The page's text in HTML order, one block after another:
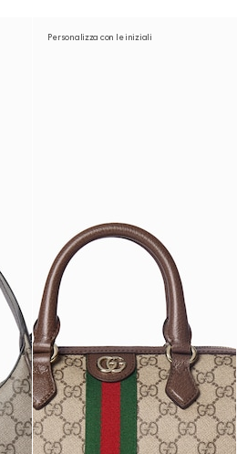
Personalizza con le iniziali